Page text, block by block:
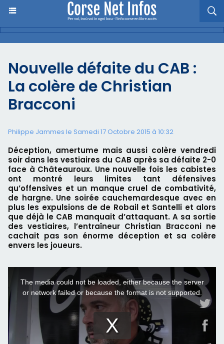
Nouvelle défaite du CAB :
La colère de Christian
Bracconi
Philippe Jammes le Samedi 17 Octobre 2015 à 10:32
Déception, amertume mais aussi colère vendredi
soir dans les vestiaires du CAB après sa défaite 2-0
face à Châteauroux. Une nouvelle fois les cabistes
ont montré leurs limites tant défensives
qu’offensives et un manque cruel de combativité,
de hargne. Une soirée cauchemardesque avec en
plus les expulsions de de Robail et Santelli et alors
que déjà le CAB manquait d’attaquant. A sa sortie
des vestiaires, l’entraîneur Christian Bracconi ne
cachait pas son énorme déception et sa colère
envers les joueurs.